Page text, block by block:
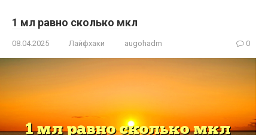
1 мл равно сколько мкл
08.04.2025 Лайфхаки augohadm 0